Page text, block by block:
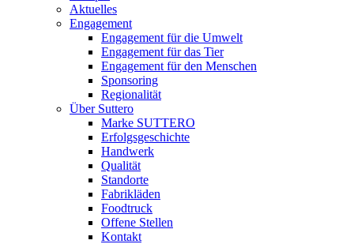
Aktuelles
Engagement
Engagement für die Umwelt
Engagement für das Tier
Engagement für den Menschen
Sponsoring
Regionalität
Über Suttero
Marke SUTTERO
Erfolgsgeschichte
Handwerk
Qualität
Standorte
Fabrikläden
Foodtruck
Offene Stellen
Kontakt